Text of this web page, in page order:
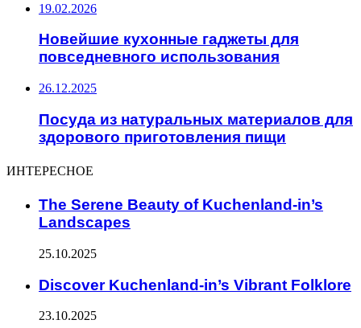
19.02.2026
Новейшие кухонные гаджеты для
повседневного использования
26.12.2025
Посуда из натуральных материалов для
здорового приготовления пищи
ИНТЕРЕСНОЕ
The Serene Beauty of Kuchenland-in’s
Landscapes
25.10.2025
Discover Kuchenland-in’s Vibrant Folklore
23.10.2025